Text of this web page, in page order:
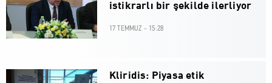
istikrarlı bir şekilde ilerliyor
17 TEMMUZ - 15:28
Kliridis: Piyasa etik